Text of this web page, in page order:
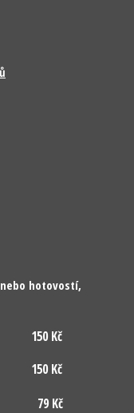
hotovostí,
150 Kč
150 Kč
79 Kč